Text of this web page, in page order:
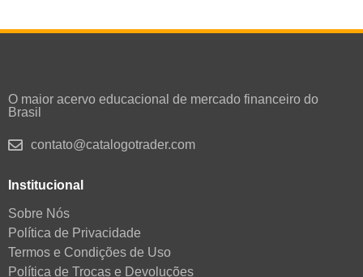
O maior acervo educacional de mercado financeiro do
Brasil
contato@catalogotrader.com
Institucional
Sobre Nós
Política de Privacidade
Termos e Condições de Uso
Política de Trocas e Devoluções